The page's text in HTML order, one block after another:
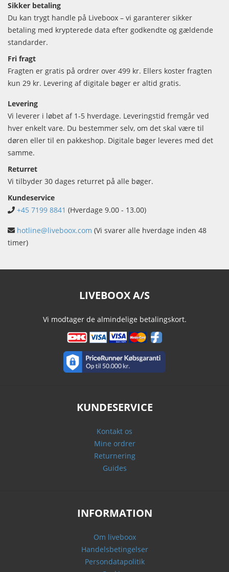
Sikker betaling
Du kan trygt handle på Liveboox – vi garanterer sikker
betaling med krypterede data efter godkendte og gældende
standarder.
Fri fragt
Fragten er gratis på ordrer over 499 kr. Ellers koster fragten
kun 29 kr. Levering af digitale bøger er altid gratis.
Levering
Vi leverer i løbet af 1-5 hverdage. Leveringstid fremgår ved
hver enkelt vare. Du bestemmer selv, om det skal være til
døren eller til en pakkeshop. Digitale bøger leveres med det
samme.
Returret
Vi tilbyder 30 dages returret på alle bøger.
Kundeservice
+45 7199 8841 (Hverdage 9.00 - 13.00)
hotline@liveboox.com (Vi svarer alle hverdage inden 48
timer)
LIVEBOOX A/S
Vi modtager de almindelige betalingskort.
KUNDESERVICE
Kontakt os
Mine ordrer
Returnering
Guides
INFORMATION
Om liveboox
Handelsbetingelser
Persondatapolitik